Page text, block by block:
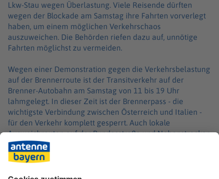
Lkw-Stau wegen Überlastung. Viele Reisende dürften
wegen der Blockade am Samstag ihre Fahrten vorverlegt
haben, um einem möglichen Verkehrschaos
auszuweichen. Die Behörden riefen dazu auf, unnötige
Fahrten möglichst zu vermeiden.
Wegen einer Demonstration gegen die Verkehrsbelastung
auf der Brennerroute ist der Transitverkehr auf der
Brenner-Autobahn am Samstag von 11 bis 19 Uhr
lahmgelegt. In dieser Zeit ist der Brennerpass - die
wichtigste Verbindung zwischen Österreich und Italien -
für den Verkehr komplett gesperrt. Auch lokale
Ausweichrouten auf der Bundesstraße und Nebenstrecken
sind in dieser Zeit für den Transitverkehr zu.
Auf italienischer Seite gilt die Sperre von 10.30 bis 20 Uhr.
Lastwagen können bereits einige Stunden zuvor nicht